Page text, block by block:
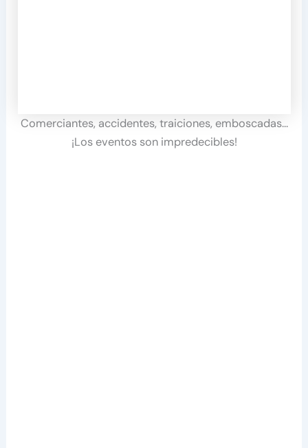
Comerciantes, accidentes, traiciones, emboscadas…
¡Los eventos son impredecibles!